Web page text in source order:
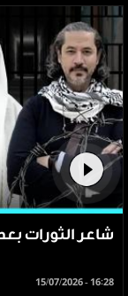
شاعر الثورات
15/07/2026 - 16:28